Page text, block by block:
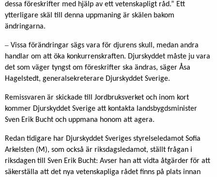
dessa föreskrifter med hjälp av ett vetenskapligt råd.” Ett
ytterligare skäl till denna uppmaning är skälen bakom
ändringarna.
– Vissa förändringar sägs vara för djurens skull, medan andra
handlar om att öka konkurrenskraften. Djurskyddet måste ju vara
det som väger tyngst om föreskrifter ska ändras, säger Åsa
Hagelstedt, generalsekreterare Djurskyddet Sverige.
Remissvaren är skickade till Jordbruksverket och inom kort
kommer Djurskyddet Sverige att kontakta landsbygdsminister
Sven Erik Bucht och uppmana honom att agera.
Redan tidigare har Djurskyddet Sveriges styrelseledamot Sofia
Arkelsten (M), som också är riksdagsledamot, ställt frågan i
riksdagen till Sven Erik Bucht: Avser han att vidta åtgärder för att
säkerställa att det nya vetenskapliga rådet finns på plats innan